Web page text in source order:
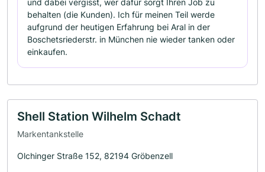
und dabei vergisst, wer dafür sorgt Ihren Job zu
behalten (die Kunden). Ich für meinen Teil werde
aufgrund der heutigen Erfahrung bei Aral in der
Boschetsriederstr. in München nie wieder tanken oder
einkaufen.
Shell Station Wilhelm Schadt
Markentankstelle
Olchinger Straße 152, 82194 Gröbenzell